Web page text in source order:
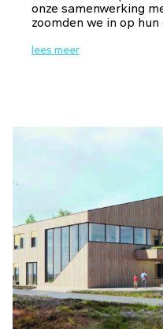
onze samenwerking
zoomden we in op hun
lees meer